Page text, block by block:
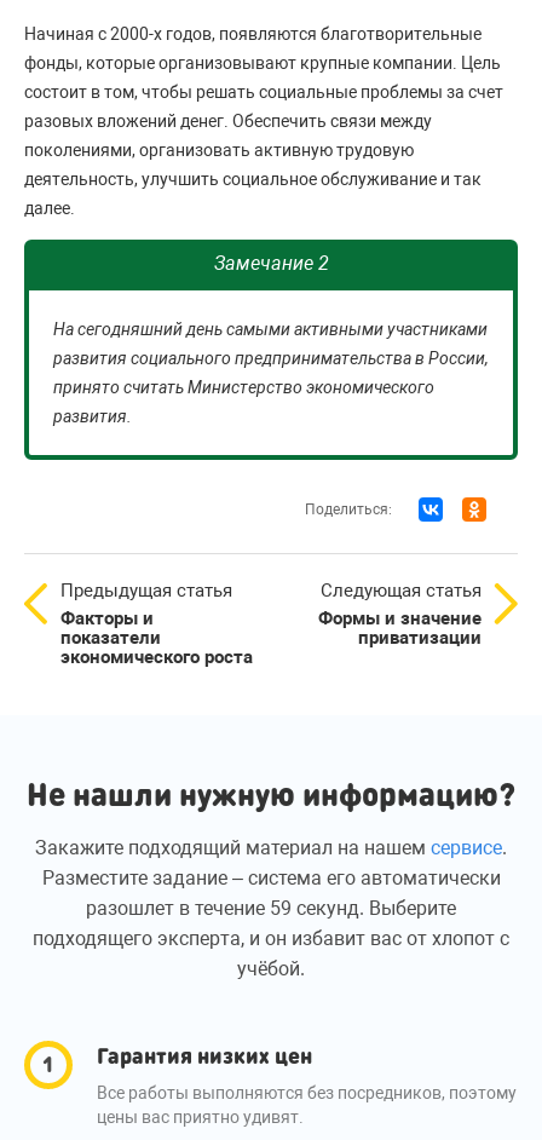
Начиная с 2000-х годов, появляются благотворительные
фонды, которые организовывают крупные компании. Цель
состоит в том, чтобы решать социальные проблемы за счет
разовых вложений денег. Обеспечить связи между
поколениями, организовать активную трудовую
деятельность, улучшить социальное обслуживание и так
далее.
Замечание 2
На сегодняшний день самыми активными участниками
развития социального предпринимательства в России,
принято считать Министерство экономического
развития.
Поделиться:
Предыдущая статья
Факторы и
показатели
экономического роста
Следующая статья
Формы и значение
приватизации
Не нашли нужную информацию?
Закажите подходящий материал на нашем сервисе.
Разместите задание – система его автоматически
разошлет в течение 59 секунд. Выберите
подходящего эксперта, и он избавит вас от хлопот с
учёбой.
Гарантия низких цен
Все работы выполняются без посредников, поэтому
цены вас приятно удивят.